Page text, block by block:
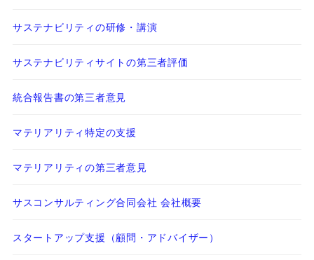
サステナビリティの研修・講演
サステナビリティサイトの第三者評価
統合報告書の第三者意見
マテリアリティ特定の支援
マテリアリティの第三者意見
サスコンサルティング合同会社 会社概要
スタートアップ支援（顧問・アドバイザー）